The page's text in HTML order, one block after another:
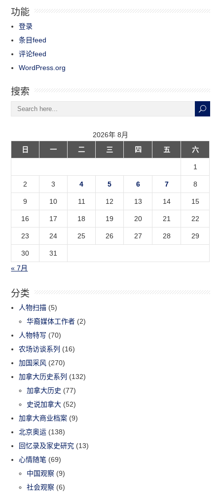
功能
登录
条目feed
评论feed
WordPress.org
搜索
2026年 8月
日
一 二 三 四 五 六
1
2 3 4 5 6 7 8
9 10 11 12 13 14 15
16 17 18 19 20 21 22
23 24 25 26 27 28 29
30
31
« 7月
分类
人物扫描 (5)
华裔媒体工作者 (2)
人物特写 (70)
农场访谈系列 (16)
加国采风 (270)
加拿大历史系列 (132)
加拿大历史 (77)
史说加拿大 (52)
加拿大商业档案 (9)
北京奥运 (138)
回忆录及家史研究 (13)
心情随笔 (69)
中国观察 (9)
社会观察 (6)